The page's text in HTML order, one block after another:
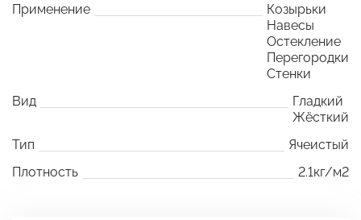
Применение
Козырьки
Навесы
Остекление
Перегородки
Стенки
Вид
Гладкий
Жёсткий
Тип
Ячеистый
Плотность
2.1кг/м2